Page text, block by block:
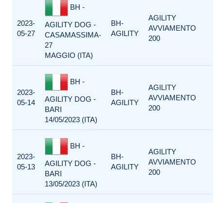
2023-
05-27
BH -
AGILITY DOG -
CASAMASSIMA-
27
MAGGIO (ITA)
BH-
AGILITY
AGILITY
AVVIAMENTO
200
2023-
05-14
BH -
AGILITY DOG -
BARI
14/05/2023 (ITA)
BH-
AGILITY
AGILITY
AVVIAMENTO
200
2023-
05-13
BH -
AGILITY DOG -
BARI
13/05/2023 (ITA)
BH-
AGILITY
AGILITY
AVVIAMENTO
200